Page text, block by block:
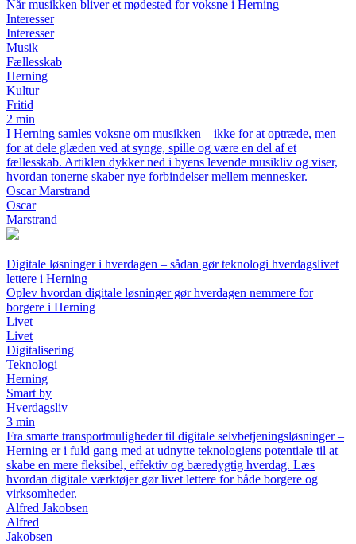
Når musikken bliver et mødested for voksne i Herning
Interesser
Interesser
Musik
Fællesskab
Herning
Kultur
Fritid
2 min
I Herning samles voksne om musikken – ikke for at optræde, men
for at dele glæden ved at synge, spille og være en del af et
fællesskab. Artiklen dykker ned i byens levende musikliv og viser,
hvordan tonerne skaber nye forbindelser mellem mennesker.
Oscar Marstrand
Oscar
Marstrand
Digitale løsninger i hverdagen – sådan gør teknologi hverdagslivet
lettere i Herning
Oplev hvordan digitale løsninger gør hverdagen nemmere for
borgere i Herning
Livet
Livet
Digitalisering
Teknologi
Herning
Smart by
Hverdagsliv
3 min
Fra smarte transportmuligheder til digitale selvbetjeningsløsninger –
Herning er i fuld gang med at udnytte teknologiens potentiale til at
skabe en mere fleksibel, effektiv og bæredygtig hverdag. Læs
hvordan digitale værktøjer gør livet lettere for både borgere og
virksomheder.
Alfred Jakobsen
Alfred
Jakobsen